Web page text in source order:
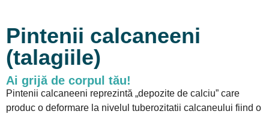
Pintenii calcaneeni
(talagiile)
Ai grijă de corpul tău!
Pintenii calcaneeni reprezintă „depozite de calciu” care
produc o deformare la nivelul tuberozitatii calcaneului fiind o